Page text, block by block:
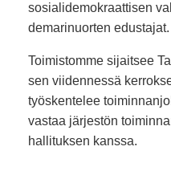
sosialidemokraattisen
demarinuorten edustajat.
Toimistomme sijaitsee
sen viidennessä
työskentelee
vastaa järjestön
hallituksen kanssa.